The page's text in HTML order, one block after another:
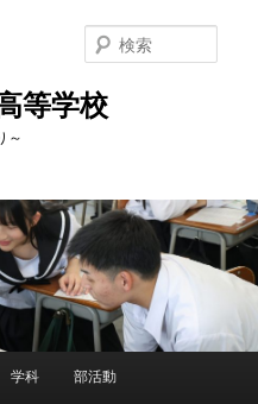
等学校
～
索
学科 部活動